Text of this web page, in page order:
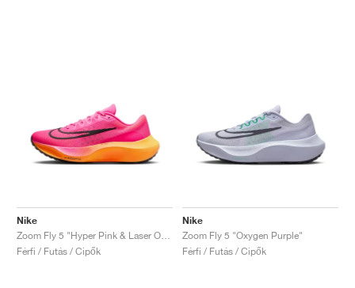
Nike
Férfi / Futás / Cipők
Nike
Zoom Fly 5 "Oxygen Purple"
Férfi / Futás / Cipők